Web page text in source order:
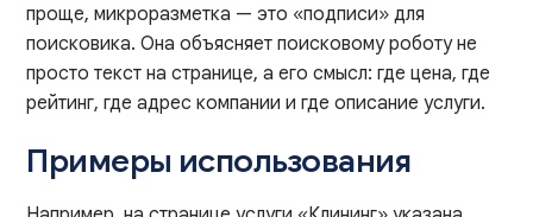
проще, микроразметка — это «подписи» для
поисковика. Она объясняет поисковому роботу не
просто текст на странице, а его смысл: где цена, где
рейтинг, где адрес компании и где описание услуги.
Примеры использования